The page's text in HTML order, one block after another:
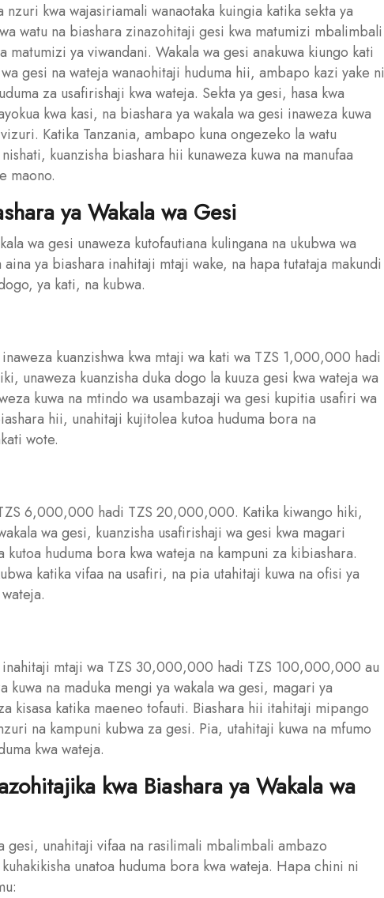
nzuri kwa wajasiriamali wanaotaka kuingia katika sekta ya
watu na biashara zinazohitaji gesi kwa matumizi mbalimbali
matumizi ya viwandani. Wakala wa gesi anakuwa kiungo kati
gesi na wateja wanaohitaji huduma hii, ambapo kazi yake ni
za usafirishaji kwa wateja. Sekta ya gesi, hasa kwa
kwa kasi, na biashara ya wakala wa gesi inaweza kuwa
Katika Tanzania, ambapo kuna ongezeko la watu
kuanzisha biashara hii kunaweza kuwa na manufaa
maono.
ya Wakala wa Gesi
wa gesi unaweza kutofautiana kulingana na ukubwa wa
ya biashara inahitaji mtaji wake, na hapa tutataja makundi
ya kati, na kubwa.
kuanzishwa kwa mtaji wa kati wa TZS 1,000,000 hadi
unaweza kuanzisha duka dogo la kuuza gesi kwa wateja wa
kuwa na mtindo wa usambazaji wa gesi kupitia usafiri wa
hii, unahitaji kujitolea kutoa huduma bora na
wote.
6,000,000 hadi TZS 20,000,000. Katika kiwango hiki,
wa gesi, kuanzisha usafirishaji wa gesi kwa magari
kutoa huduma bora kwa wateja na kampuni za kibiashara.
katika vifaa na usafiri, na pia utahitaji kuwa na ofisi ya
inahitaji mtaji wa TZS 30,000,000 hadi TZS 100,000,000 au
na maduka mengi ya wakala wa gesi, magari ya
kisasa katika maeneo tofauti. Biashara hii itahitaji mipango
na kampuni kubwa za gesi. Pia, utahitaji kuwa na mfumo
kwa wateja.
kwa Biashara ya Wakala wa
gesi, unahitaji vifaa na rasilimali mbalimbali ambazo
unatoa huduma bora kwa wateja. Hapa chini ni